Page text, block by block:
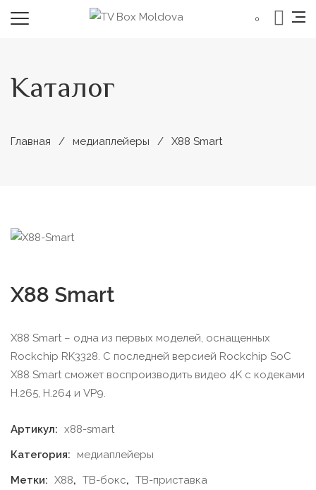
0
Каталог
Главная медиаплейеры X88 Smart
X88 Smart
X88 Smart – одна из первых моделей, оснащенных
Rockchip RK3328. С последней версией Rockchip SoC
X88 Smart сможет воспроизводить видео 4K с кодеками
H.265, H.264 и VP9.
Артикул: x88-smart
Категория:
медиаплейеры
Метки: X88, ТВ-бокс, ТВ-приставка